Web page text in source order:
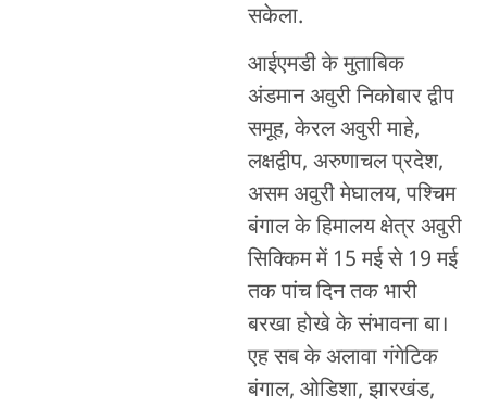
सकेला.
आईएमडी के मुताबिक
अंडमान अवुरी निकोबार द्वीप
समूह, केरल अवुरी माहे,
लक्षद्वीप, अरुणाचल प्रदेश,
असम अवुरी मेघालय, पश्चिम
बंगाल के हिमालय क्षेत्र अवुरी
सिक्किम में 15 मई से 19 मई
तक पांच दिन तक भारी
बरखा होखे के संभावना बा।
एह सब के अलावा गंगेटिक
बंगाल, ओडिशा, झारखंड,